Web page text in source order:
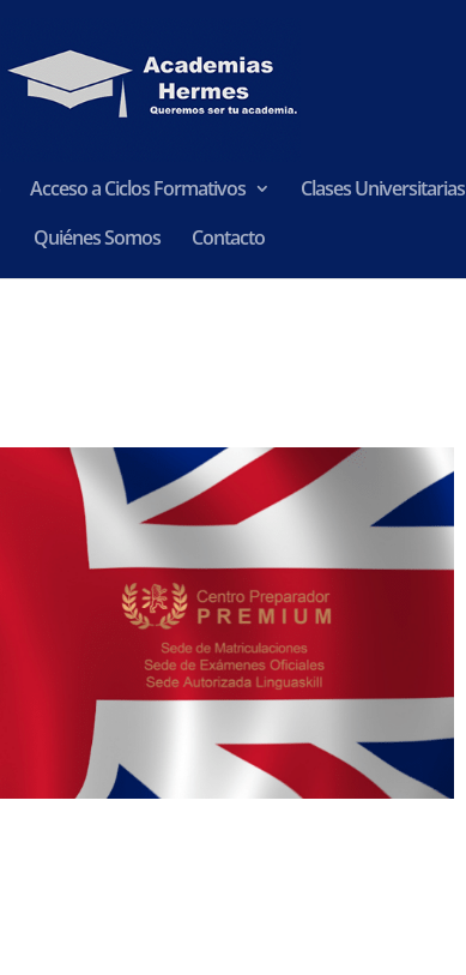
Acceso a Ciclos Formativos Clases Universitarias
Quiénes Somos
Contacto